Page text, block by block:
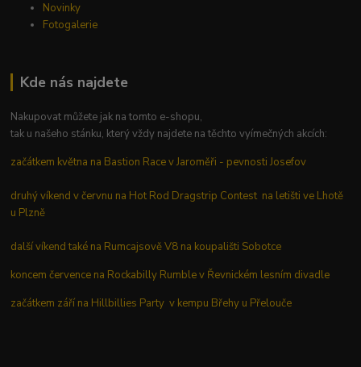
Novinky
Fotogalerie
Kde nás najdete
Nakupovat můžete jak na tomto e-shopu,
tak u našeho stánku, který vždy najdete na těchto vyímečných akcích:
začátkem května na Bastion Race v Jaroměři - pevnosti Josefov
druhý víkend v červnu na Hot Rod Dragstrip Contest na letišti ve Lhotě
u Plzně
další víkend také na Rumcajsově V8 na koupališti Sobotce
koncem července na Rockabilly Rumble v Řevnickém lesním divadle
začátkem září na Hillbillies Party v kempu Břehy u Přelouče